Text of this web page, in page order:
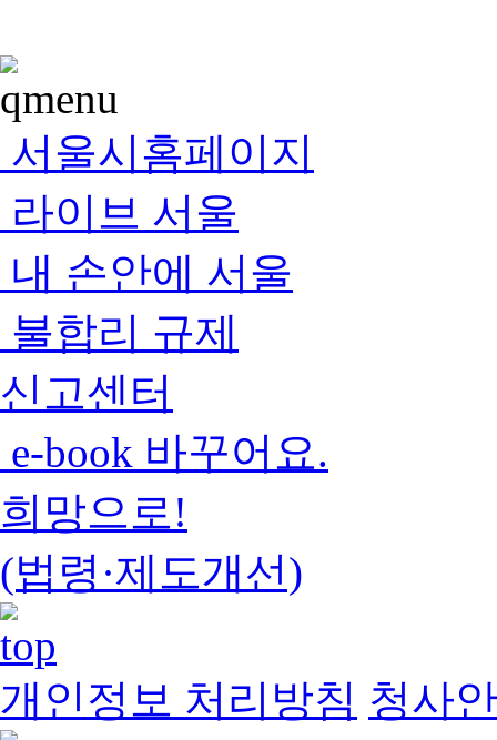
서울시홈페이지
라이브 서울
내 손안에 서울
불합리 규제
신고센터
e-book 바꾸어요.
희망으로!
(법령·제도개선)
개인정보 처리방침 청사